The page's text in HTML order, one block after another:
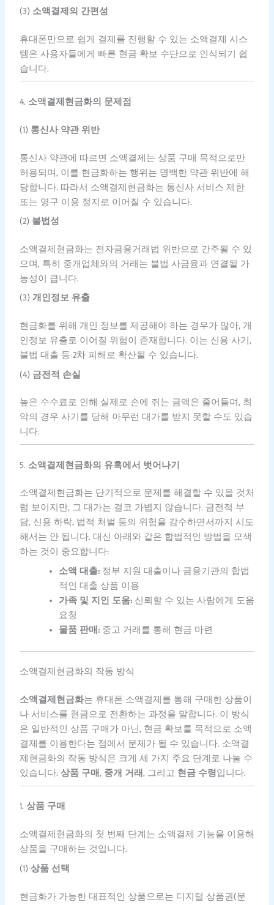
(3) 소액결제의 간편성
휴대폰만으로 쉽게 결제를 진행할 수 있는 소액결제 시스
템은 사용자들에게 빠른 현금 확보 수단으로 인식되기 쉽
습니다.
4. 소액결제현금화의 문제점
(1) 통신사 약관 위반
통신사 약관에 따르면 소액결제는 상품 구매 목적으로만
허용되며, 이를 현금화하는 행위는 명백한 약관 위반에 해
당합니다. 따라서 소액결제현금화는 통신사 서비스 제한
또는 영구 이용 정지로 이어질 수 있습니다.
(2) 불법성
소액결제현금화는 전자금융거래법 위반으로 간주될 수 있
으며, 특히 중개업체와의 거래는 불법 사금융과 연결될 가
능성이 큽니다.
(3) 개인정보 유출
현금화를 위해 개인 정보를 제공해야 하는 경우가 많아, 개
인정보 유출로 이어질 위험이 존재합니다. 이는 신용 사기,
불법 대출 등 2차 피해로 확산될 수 있습니다.
(4) 금전적 손실
높은 수수료로 인해 실제로 손에 쥐는 금액은 줄어들며, 최
악의 경우 사기를 당해 아무런 대가를 받지 못할 수도 있습
니다.
5. 소액결제현금화의 유혹에서 벗어나기
소액결제현금화는 단기적으로 문제를 해결할 수 있을 것처
럼 보이지만, 그 대가는 결코 가볍지 않습니다. 금전적 부
담, 신용 하락, 법적 처벌 등의 위험을 감수하면서까지 시도
해서는 안 됩니다. 대신 아래와 같은 합법적인 방법을 모색
하는 것이 중요합니다:
소액 대출:정부 지원 대출이나 금융기관의 합법
적인 대출 상품 이용
가족 및 지인 도움:신뢰할 수 있는 사람에게 도움
요청
물품 판매:중고 거래를 통해 현금 마련
소액결제현금화의 작동 방식
소액결제현금화는 휴대폰 소액결제를 통해 구매한 상품이
나 서비스를 현금으로 전환하는 과정을 말합니다. 이 방식
은 일반적인 상품 구매가 아닌, 현금 확보를 목적으로 소액
결제를 이용한다는 점에서 문제가 될 수 있습니다. 소액결
제현금화의 작동 방식은 크게 세 가지 주요 단계로 나눌 수
있습니다: 상품 구매, 중개 거래, 그리고 현금 수령입니다.
1. 상품 구매
소액결제현금화의 첫 번째 단계는 소액결제 기능을 이용해
상품을 구매하는 것입니다.
(1) 상품 선택
현금화가 가능한 대표적인 상품으로는 디지털 상품권(문